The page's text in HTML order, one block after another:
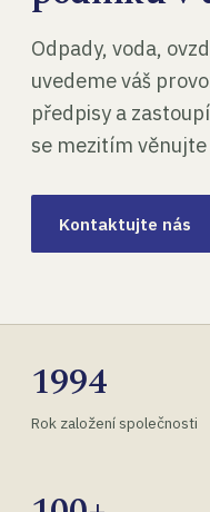
Odpady, voda,
uvedeme váš
předpisy a
se mezitím
Kontaktujte nás
1994
Rok založení společnosti